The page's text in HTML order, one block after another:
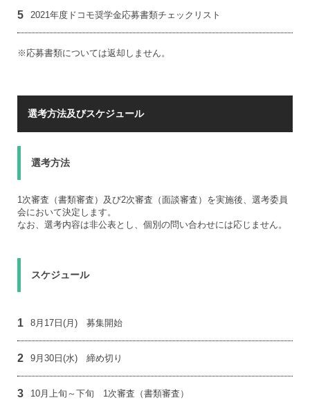
5 2021年度ドコモ奨学金応募書類チェックリスト
※応募書類については返却しません。
選考方法及びスケジュール
選考方法
1次審査（書類審査）及び2次審査（面談審査）を実施後、選考委員
会において決定します。
なお、選考内容は非公表とし、個別の問い合わせには応じません。
スケジュール
1 8月17日(月) 募集開始
2 9月30日(水) 締め切り
3 10月上旬～下旬 1次審査（書類審査）